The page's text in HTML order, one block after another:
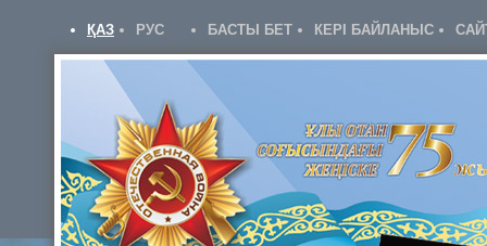
ҚАЗ РУС БАСТЫ БЕТ КЕРІ БАЙЛАНЫС